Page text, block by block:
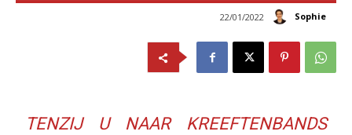
Sophie
22/01/2022
TENZIJ U NAAR KREEFTENBANDS